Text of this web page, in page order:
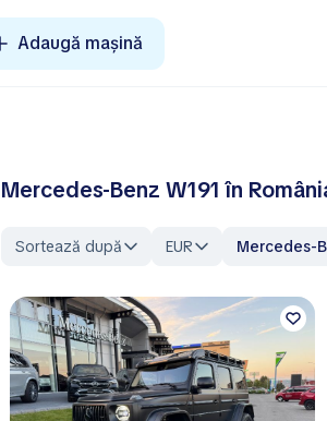
Adaugă mașină
Mercedes-Benz W191 în
Sortează după EUR Mercedes-